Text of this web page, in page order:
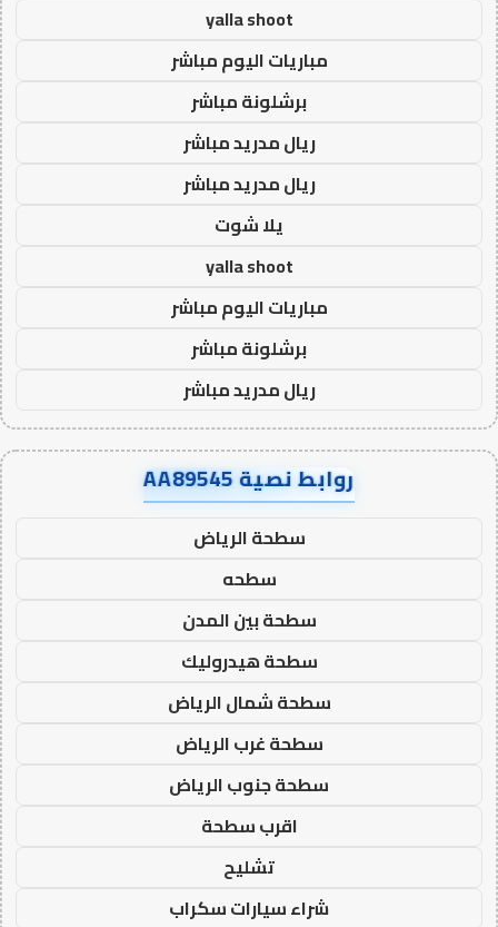
yalla shoot
مباريات اليوم مباشر
برشلونة مباشر
ريال مدريد مباشر
ريال مدريد مباشر
يلا شوت
yalla shoot
مباريات اليوم مباشر
برشلونة مباشر
ريال مدريد مباشر
روابط نصية AA89545
سطحة الرياض
سطحه
سطحة بين المدن
سطحة هيدروليك
سطحة شمال الرياض
سطحة غرب الرياض
سطحة جنوب الرياض
اقرب سطحة
تشليح
شراء سيارات سكراب